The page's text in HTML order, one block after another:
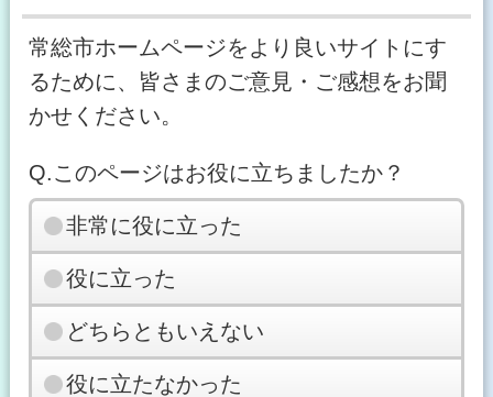
常総市ホームページをより良いサイトにす
るために、皆さまのご意見・ご感想をお聞
かせください。
Q.このページはお役に立ちましたか？
非常に役に立った
役に立った
どちらともいえない
役に立たなかった